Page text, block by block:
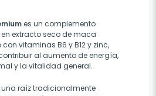
es un complemento
extracto seco de maca
vitaminas B6 y B12 y zinc,
al aumento de energía,
y la vitalidad general.
raíz tradicionalmente